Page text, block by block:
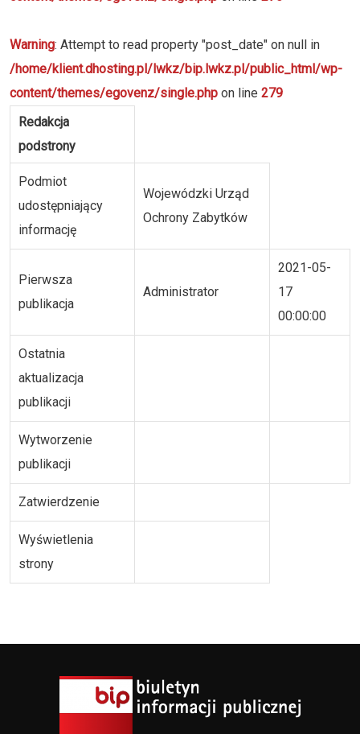
Warning: Attempt to read property "post_date" on null in
/home/klient.dhosting.pl/lwkz/bip.lwkz.pl/public_html/wp-
content/themes/egovenz/single.php on line 279
Redakcja
podstrony
Podmiot
udostępniający
informację
Wojewódzki Urząd
Ochrony Zabytków
Pierwsza
publikacja
Administrator
2021-05-
17
00:00:00
Ostatnia
aktualizacja
publikacji
Wytworzenie
publikacji
Zatwierdzenie
Wyświetlenia
strony